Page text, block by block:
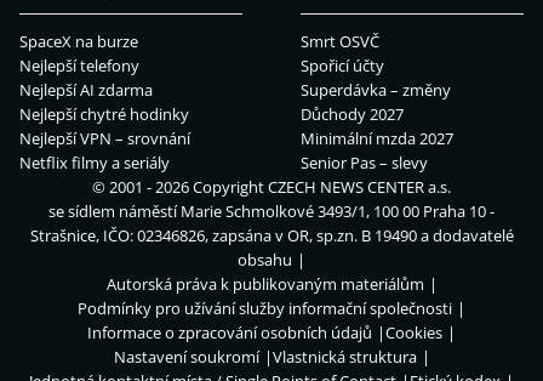
SpaceX na burze
Nejlepší telefony
Nejlepší AI zdarma
Nejlepší chytré hodinky
Nejlepší VPN – srovnání
Netflix filmy a seriály
Smrt OSVČ
Spořicí účty
Superdávka – změny
Důchody 2027
Minimální mzda 2027
Senior Pas – slevy
© 2001 - 2026 CopyrightCZECH NEWS CENTER a.s.
se sídlem náměstí Marie Schmolkové 3493/1, 100 00 Praha 10 -
Strašnice, IČO: 02346826, zapsána v OR, sp.zn. B 19490 a dodavatelé
obsahu
Autorská práva k publikovaným materiálům
Podmínky pro užívání služby informační společnosti
Informace o zpracování osobních údajů
Cookies
Nastavení soukromí
Vlastnická struktura